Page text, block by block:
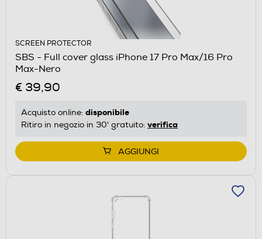
SCREEN PROTECTOR
SBS - Full cover glass iPhone 17 Pro Max/16 Pro
Max-Nero
€ 39,90
Acquisto online: disponibile
Ritiro in negozio in 30' gratuito: verifica
AGGIUNGI